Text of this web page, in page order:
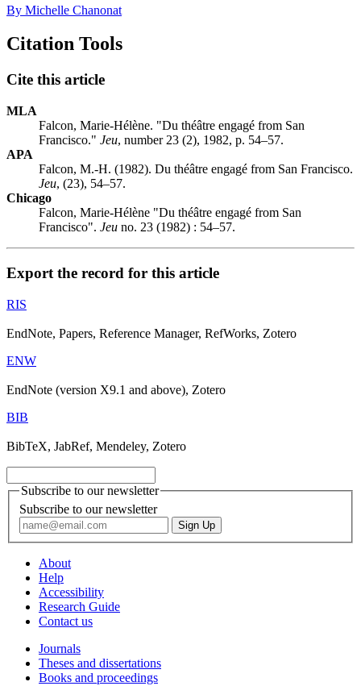
By Michelle Chanonat
Citation Tools
Cite this article
MLA
Falcon, Marie-Hélène. "Du théâtre engagé from San
Francisco." Jeu, number 23 (2), 1982, p. 54–57.
APA
Falcon, M.-H. (1982). Du théâtre engagé from San Francisco.
Jeu, (23), 54–57.
Chicago
Falcon, Marie-Hélène "Du théâtre engagé from San
Francisco". Jeu no. 23 (1982) : 54–57.
Export the record for this article
RIS
EndNote, Papers, Reference Manager, RefWorks, Zotero
ENW
EndNote (version X9.1 and above), Zotero
BIB
BibTeX, JabRef, Mendeley, Zotero
Subscribe to our newsletter
Subscribe to our newsletter
About
Help
Accessibility
Research Guide
Contact us
Journals
Theses and dissertations
Books and proceedings